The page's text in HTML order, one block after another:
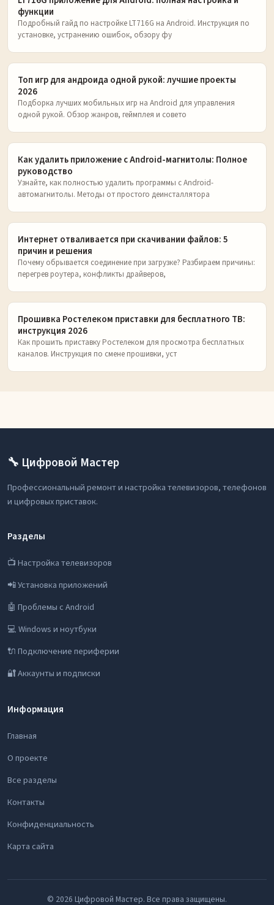
функции
Подробный гайд по настройке LT716G на Android. Инструкция по
установке, устранению ошибок, обзору фу
Топ игр для андроида одной рукой: лучшие проекты
2026
Подборка лучших мобильных игр на Android для управления
одной рукой. Обзор жанров, геймплея и совето
Как удалить приложение с Android-магнитолы: Полное
руководство
Узнайте, как полностью удалить программы с Android-
автомагнитолы. Методы от простого деинсталлятора
Интернет отваливается при скачивании файлов: 5
причин и решения
Почему обрывается соединение при загрузке? Разбираем причины:
перегрев роутера, конфликты драйверов,
Прошивка Ростелеком приставки для бесплатного ТВ:
инструкция 2026
Как прошить приставку Ростелеком для просмотра бесплатных
каналов. Инструкция по смене прошивки, уст
🔧 Цифровой Мастер
Профессиональный ремонт и настройка телевизоров, телефонов
и цифровых приставок.
Разделы
📺 Настройка телевизоров
📲 Установка приложений
🤖 Проблемы с Android
💻 Windows и ноутбуки
🔌 Подключение периферии
🔐 Аккаунты и подписки
Информация
Главная
О проекте
Все разделы
Контакты
Конфиденциальность
Карта сайта
© 2026 Цифровой Мастер. Все права защищены.